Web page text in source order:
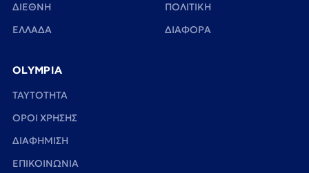
ΔΙΕΘΝΗ
ΕΛΛΑΔΑ
ΠΟΛΙΤΙΚΗ
ΔΙΑΦΟΡΑ
OLYMPIA
TAYTOTHTA
ΟΡΟΙ ΧΡΗΣΗΣ
ΔΙΑΦΗΜΙΣΗ
ΕΠΙΚΟΙΝΩΝΙΑ